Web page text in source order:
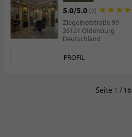
5.0/5.0 (2)
Ziegelhofstraße 99
26121 Oldenburg
Deutschland
PROFIL
Seite 1 / 16